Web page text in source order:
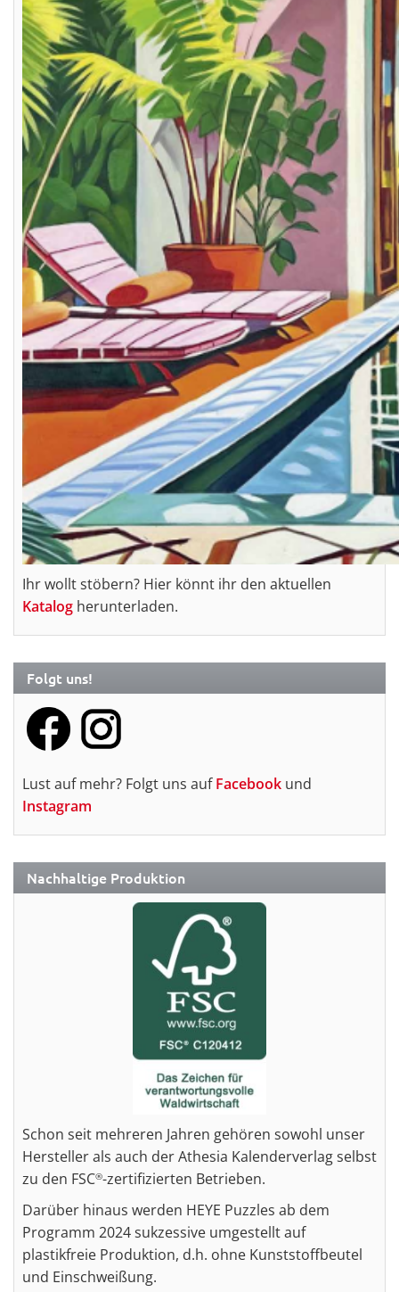
Ihr wollt stöbern? Hier könnt ihr den aktuellen
Katalog herunterladen.
Folgt uns!
Lust auf mehr? Folgt uns aufFacebook und
Instagram
Nachhaltige Produktion
Schon seit mehreren Jahren gehören sowohl unser
Hersteller als auch der Athesia Kalenderverlag selbst
zu den FSC®-zertifizierten Betrieben.
Darüber hinaus werden HEYE Puzzles ab dem
Programm 2024 sukzessive umgestellt auf
plastikfreie Produktion, d.h. ohne Kunststoffbeutel
und Einschweißung.